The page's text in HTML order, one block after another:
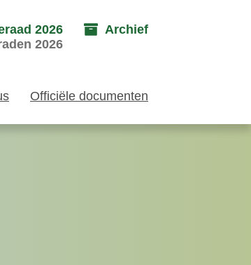
2026
2026
Archief
Officiële documenten